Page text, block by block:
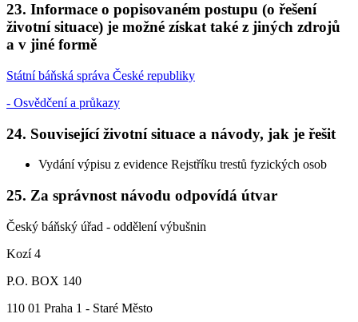
23. Informace o popisovaném postupu (o řešení
životní situace) je možné získat také z jiných zdrojů
a v jiné formě
Státní báňská správa České republiky
- Osvědčení a průkazy
24. Související životní situace a návody, jak je řešit
Vydání výpisu z evidence Rejstříku trestů fyzických osob
25. Za správnost návodu odpovídá útvar
Český báňský úřad - oddělení výbušnin
Kozí 4
P.O. BOX 140
110 01 Praha 1 - Staré Město